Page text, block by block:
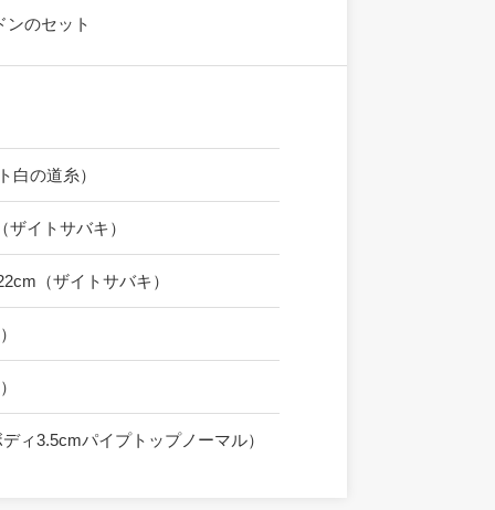
ンのセット
白の道糸）
ザイトサバキ）
（ザイトサバキ）
ィ3.5cmパイプトップノーマル）